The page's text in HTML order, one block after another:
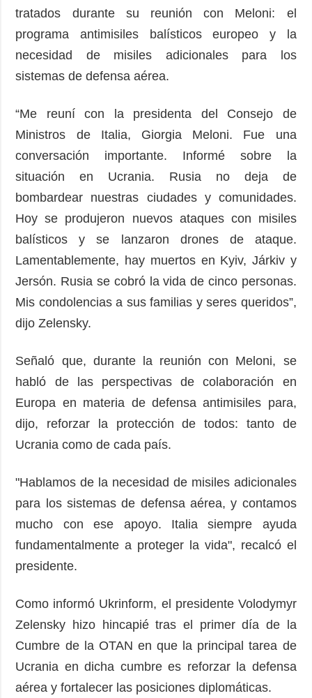
tratados durante su reunión con Meloni: el
programa antimisiles balísticos europeo y la
necesidad de misiles adicionales para los
sistemas de defensa aérea.
“Me reuní con la presidenta del Consejo de
Ministros de Italia, Giorgia Meloni. Fue una
conversación importante. Informé sobre la
situación en Ucrania. Rusia no deja de
bombardear nuestras ciudades y comunidades.
Hoy se produjeron nuevos ataques con misiles
balísticos y se lanzaron drones de ataque.
Lamentablemente, hay muertos en Kyiv, Járkiv y
Jersón. Rusia se cobró la vida de cinco personas.
Mis condolencias a sus familias y seres queridos”,
dijo Zelensky.
Señaló que, durante la reunión con Meloni, se
habló de las perspectivas de colaboración en
Europa en materia de defensa antimisiles para,
dijo, reforzar la protección de todos: tanto de
Ucrania como de cada país.
"Hablamos de la necesidad de misiles adicionales
para los sistemas de defensa aérea, y contamos
mucho con ese apoyo. Italia siempre ayuda
fundamentalmente a proteger la vida", recalcó el
presidente.
Como informó Ukrinform, el presidente Volodymyr
Zelensky hizo hincapié tras el primer día de la
Cumbre de la OTAN en que la principal tarea de
Ucrania en dicha cumbre es reforzar la defensa
aérea y fortalecer las posiciones diplomáticas.